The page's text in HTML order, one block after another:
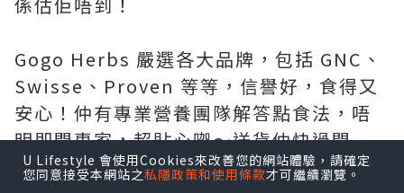
係估佢唔到！
Gogo Herbs 嚴選各大品牌，包括 GNC、
Swisse、Proven 等等，信譽好，食得又
安心！仲有專業營養團隊解答點食法，唔
明即問專家，超貼心㗎～送貨仲快過閃
電，試過朝早落單，下晝就收到！絕對係
U Lifestyle 會使用Cookies來改善您的網站體驗，請確定
您同意接受本網站之私隱政策和使用條款才可繼續瀏覽。